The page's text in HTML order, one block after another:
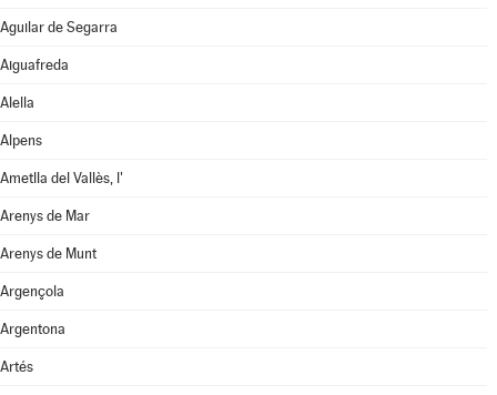
Aguilar de Segarra
Aiguafreda
Alella
Alpens
Ametlla del Vallès, l'
Arenys de Mar
Arenys de Munt
Argençola
Argentona
Artés